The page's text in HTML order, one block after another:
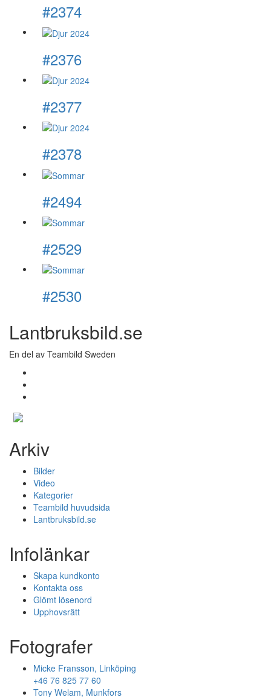
#2374
#2376
#2377
#2378
#2494
#2529
#2530
Lantbruksbild.se
En del av Teambild Sweden
Arkiv
Bilder
Video
Kategorier
Teambild huvudsida
Lantbruksbild.se
Infolänkar
Skapa kundkonto
Kontakta oss
Glömt lösenord
Upphovsrätt
Fotografer
Micke Fransson, Linköping
+46 76 825 77 60
Tony Welam, Munkfors